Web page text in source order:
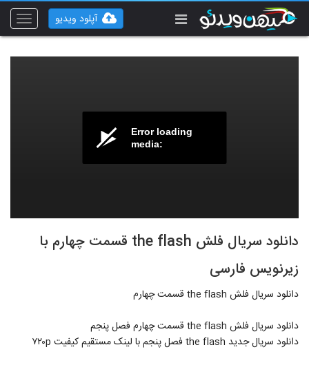
Toggle
آپلود ویدیو
Error loading
media:
دانلود سریال فلش the flash قسمت چهارم با
زیرنویس فارسی
دانلود سریال فلش the flash قسمت چهارم
دانلود سریال فلش the flash قسمت چهارم فصل پنجم
دانلود سريال جدید the flash فصل پنجم با لینک مستقیم کیفیت ۷۲۰p